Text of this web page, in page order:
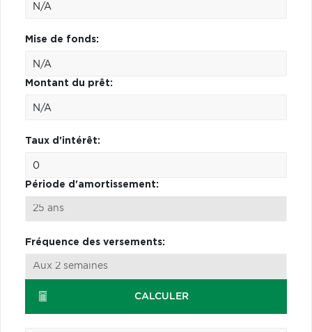
Mise de fonds:
Montant du prêt:
Taux d'intérêt:
Période d'amortissement:
Fréquence des versements:
CALCULER